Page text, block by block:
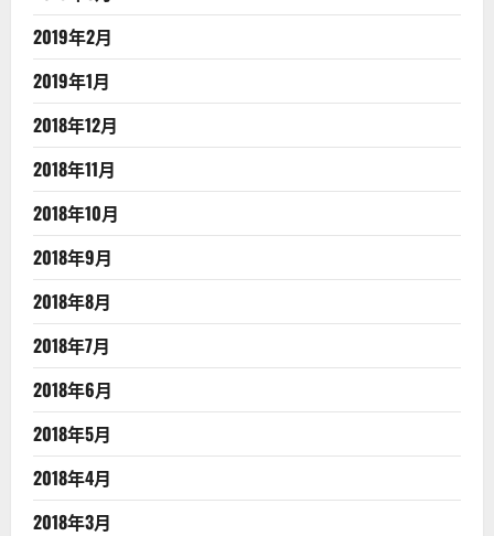
2019年2月
2019年1月
2018年12月
2018年11月
2018年10月
2018年9月
2018年8月
2018年7月
2018年6月
2018年5月
2018年4月
2018年3月